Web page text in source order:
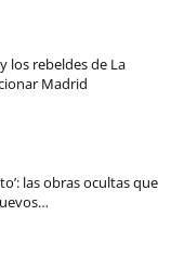
los rebeldes de La
Madrid
las obras ocultas que